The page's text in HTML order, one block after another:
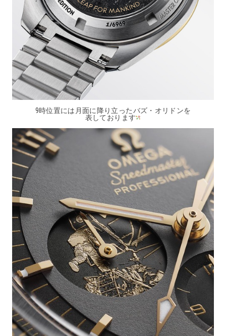
9時位置には月面に降り立ったバズ・オリドンを
表しております